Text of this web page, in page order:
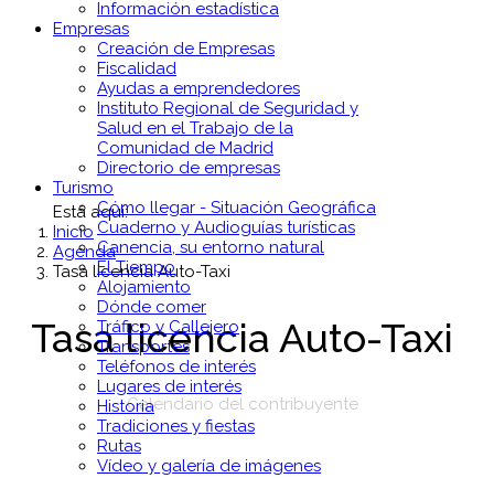
Información estadística
Empresas
Creación de Empresas
Fiscalidad
Ayudas a emprendedores
Instituto Regional de Seguridad y
Salud en el Trabajo de la
Comunidad de Madrid
Directorio de empresas
Turismo
Cómo llegar - Situación Geográfica
Cuaderno y Audioguías turísticas
Canencia, su entorno natural
El Tiempo
Alojamiento
Dónde comer
Tráfico y Callejero
Transportes
Teléfonos de interés
Lugares de interés
Historia
Tradiciones y fiestas
Rutas
Vídeo y galería de imágenes
Está aquí:
Inicio
Agenda
Tasa licencia Auto-Taxi
Tasa licencia Auto-Taxi
Calendario del contribuyente